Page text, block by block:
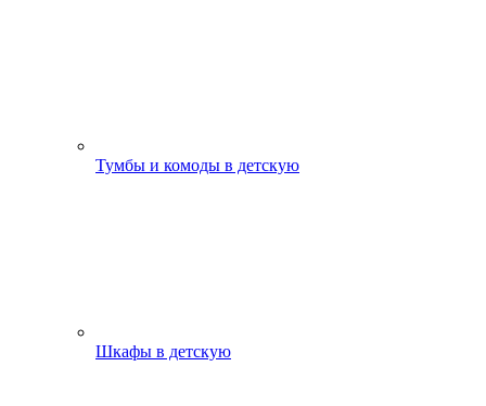
Тумбы и комоды в детскую
Шкафы в детскую